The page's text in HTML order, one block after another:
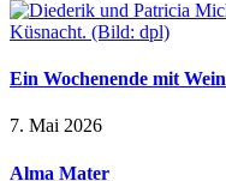
Ein Wochenende mit Wein
7. Mai 2026
Alma Mater